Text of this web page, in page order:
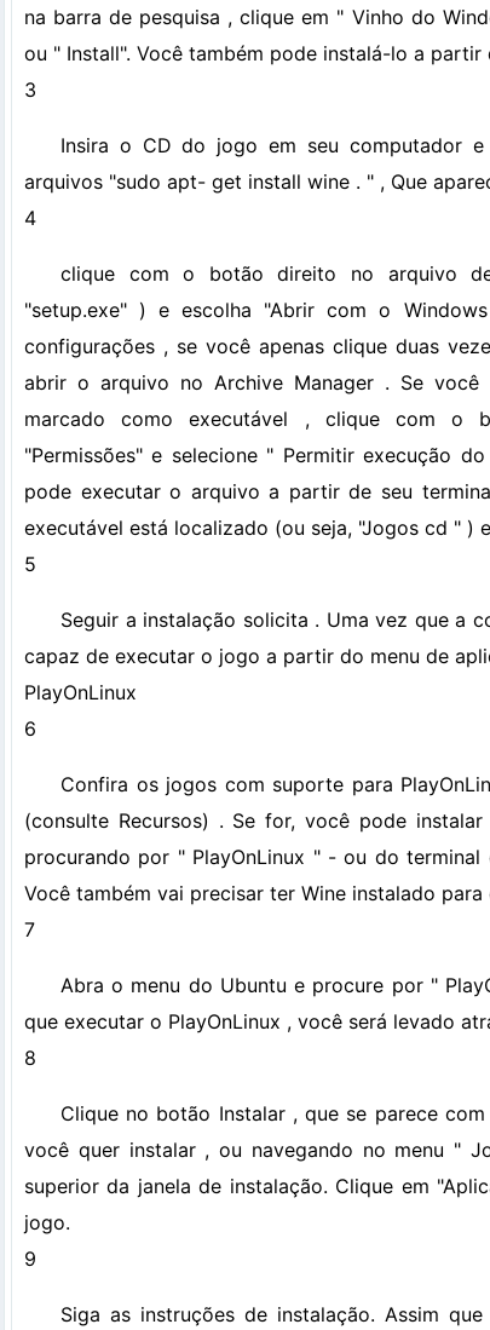
na barra de pesquisa , clique em " Vinho do
ou " Install". Você também pode instalá-lo a
3
Insira o CD do jogo em seu computador
arquivos "sudo apt- get install wine . " , Que
4
clique com o botão direito no arquivo
"setup.exe" ) e escolha "Abrir com o
configurações , se você apenas clique duas
abrir o arquivo no Archive Manager . Se
marcado como executável , clique com o
"Permissões" e selecione " Permitir execução
pode executar o arquivo a partir de seu
executável está localizado (ou seja, "Jogos cd " )
5
Seguir a instalação solicita . Uma vez que a
capaz de executar o jogo a partir do menu de
PlayOnLinux
6
Confira os jogos com suporte para
(consulte Recursos) . Se for, você pode
procurando por " PlayOnLinux " - ou do
Você também vai precisar ter Wine instalado para
7
Abra o menu do Ubuntu e procure por "
que executar o PlayOnLinux , você será levado
8
Clique no botão Instalar , que se parece
você quer instalar , ou navegando no menu "
superior da janela de instalação. Clique em
jogo.
9
Siga as instruções de instalação. Assim